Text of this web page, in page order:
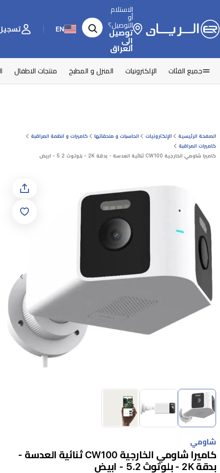
الاستلام
أو
التوصيل؟
توصيل
إلى
العراق
EN تسجيل
جميع الفئات الإلكترونيات المنزل و المطبخ منتجات الاطفال
الصفحة الرئيسية الإلكترونيات الحاسبات و ملحقاتها
كاميرات و انظمة المراقبة
كاميرات المراقبة
كاميرا شاومي الخارجية CW100 ثنائية العدسة - بدقة 2K - بلوتوث 5.2 - ابيض
Item
1
of
3
1
of
3
شاومي
كاميرا شاومي الخارجية CW100 ثنائية العدسة -
بدقة 2K - بلوتوث 5.2 - ابيض